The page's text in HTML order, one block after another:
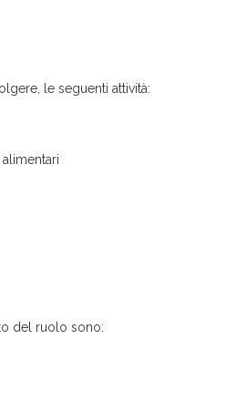
le seguenti attività:
del ruolo sono: